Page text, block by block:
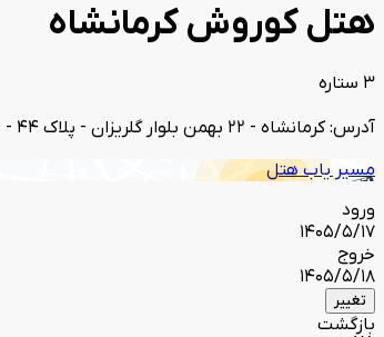
هتل کوروش کرمانشاه
3 ستاره
آدرس: کرمانشاه - 22 بهمن بلوار گلریزان - پلاک 44 - هتل آپارتمان کوروش
مسیر یاب هتل
ورود
1405/5/17
خروج
1405/5/18
تغییر
بازگشت